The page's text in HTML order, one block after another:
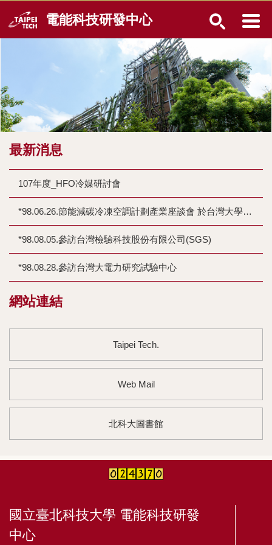
到
區
電能科技研發中心
最新消息
107年度_HFO冷媒研討會
*98.06.26.節能減碳冷凍空調計劃產業座談會 於台灣大學應用力學所400會議室
*98.08.05.參訪台灣檢驗科技股份有限公司(SGS)
*98.08.28.參訪台灣大電力研究試驗中心
網站連結
Taipei Tech.
Web Mail
北科大圖書館
國立臺北科技大學 電能科技研發
中心